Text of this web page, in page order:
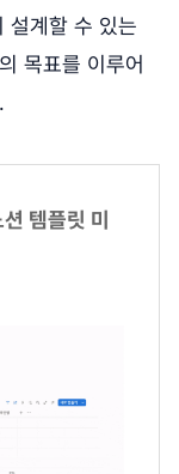
설계할 수 있는
목표를 이루어
템플릿 미